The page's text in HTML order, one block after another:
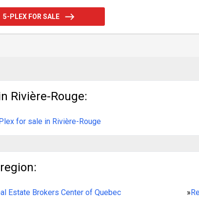
5-PLEX FOR SALE
Rivière-Rouge:
for sale in Rivière-Rouge
Estate Brokers Center of Quebec »